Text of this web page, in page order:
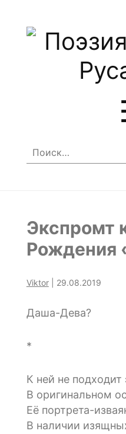
Найти:
Экспромт
Рождения
Viktor 29.08.2019
Даша-Дева?
*
К ней не подходит
В оригинальном
Её портрета-
В наличии